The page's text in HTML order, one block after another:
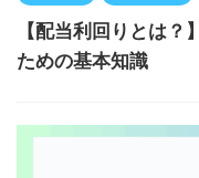
【配当利回りとは
ための基本知識